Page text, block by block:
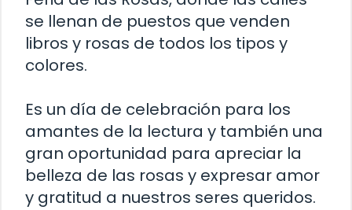
se llenan de puestos que venden
libros y rosas de todos los tipos y
colores.
Es un día de celebración para los
amantes de la lectura y también una
gran oportunidad para apreciar la
belleza de las rosas y expresar amor
y gratitud a nuestros seres queridos.